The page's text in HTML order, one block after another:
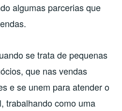
algumas parcerias que
se trata de pequenas
que nas vendas
e se unem para atender o
trabalhando como uma